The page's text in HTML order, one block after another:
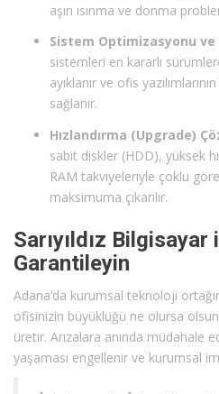
aşırı ısınma ve donma
Sistem Optimizasyonu
sistemleri en kararlı
ayıklanır ve ofis
sağlanır.
Hızlandırma (Upgrade)
sabit diskler (HDD), yüksek
RAM takviyeleriyle çoklu
maksimuma çıkarılır.
Sarıyıldız
Garantileyin
Adana’da kurumsal teknoloji
ofisinizin büyüklüğü ne olursa
üretir. Arızalara anında müdahale
yaşaması engellenir ve kurumsal